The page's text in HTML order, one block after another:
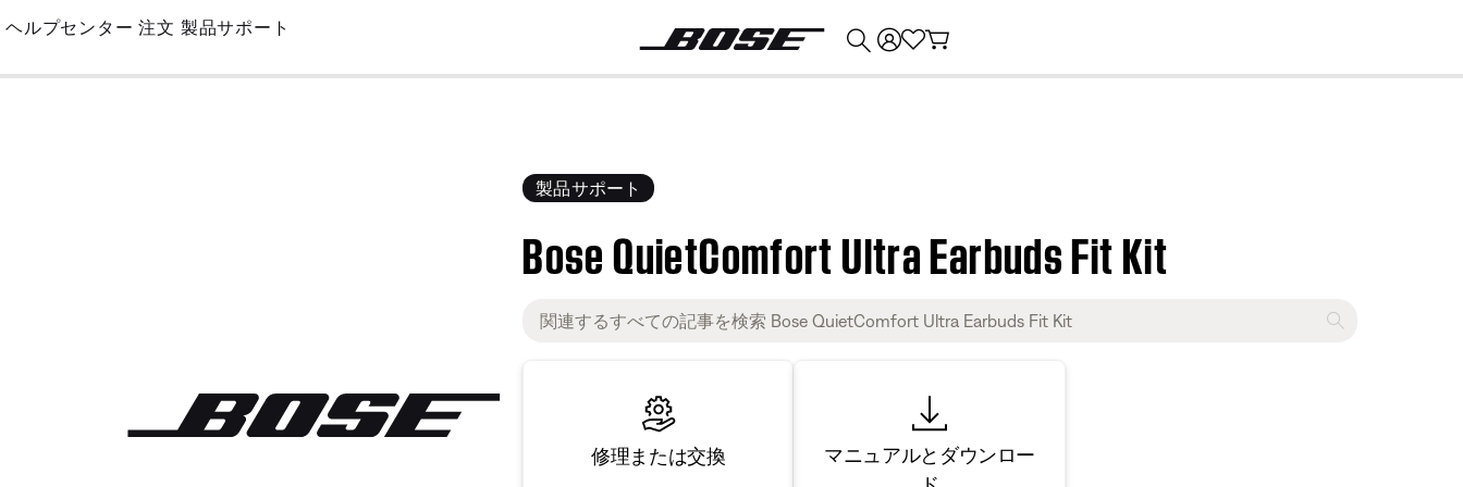
Skip
Main
ヘルプセンター 注文 製品サポート
製品サポート
Bose QuietComfort Ultra Earbuds Fit Kit
修理または交換
マニュアルとダウンロー